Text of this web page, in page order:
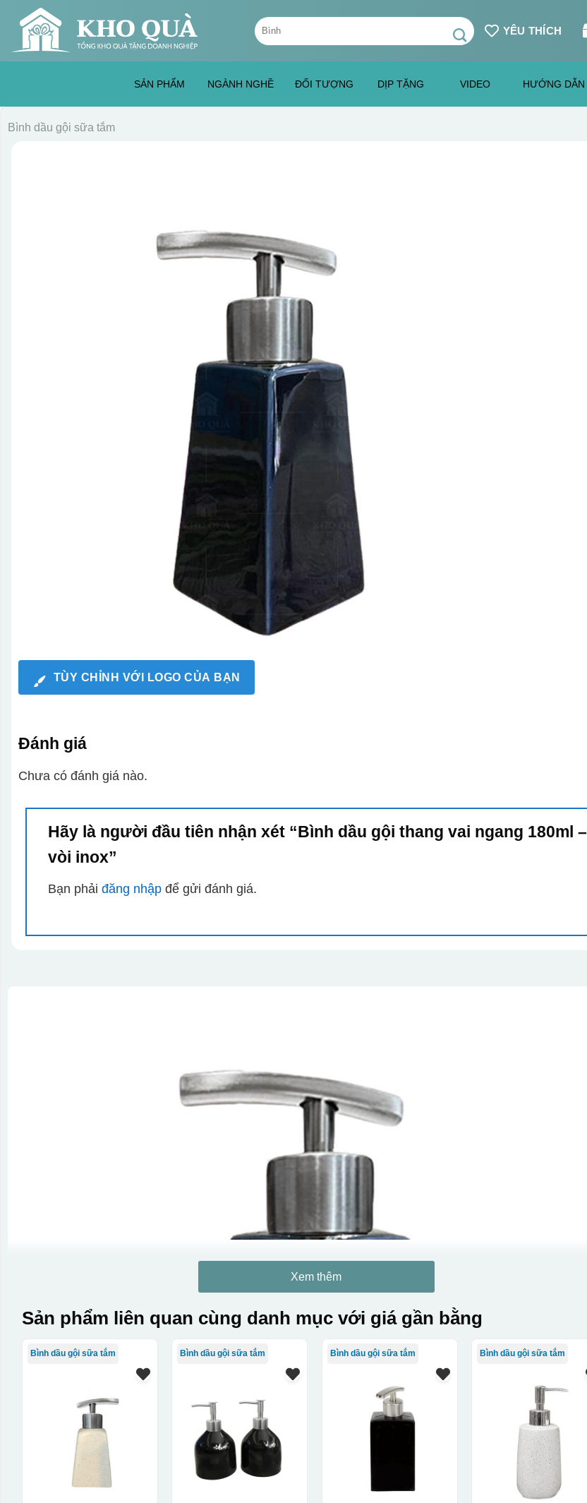
content
Tìm
kiếm:
YÊU THÍCH
SẢN PHẨM NGÀNH NGHỀ ĐỐI TƯỢNG DỊP TẶNG VIDEO HƯỚNG DẪN
Bình dầu gội sữa tắm
TÙY CHỈNH VỚI LOGO CỦA BẠN
Đánh giá
Chưa có đánh giá nào.
Hãy là người đầu tiên nhận xét “Bình dầu gội thang vai ngang 180ml –
vòi inox”
Bạn phải đăng nhậpđể gửi đánh giá.
Xem thêm
Sản phẩm liên quan cùng danh mục với giá gần bằng
Bình dầu gội sữa tắm Bình dầu gội sữa tắm Bình dầu gội sữa tắm Bình dầu gội sữa tắm